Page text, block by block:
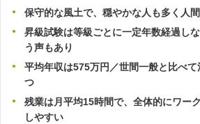
保守的な風土で、穏やかな人も多く人
昇級試験は等級ごとに一定年数経過し
う声もあり
平均年収は575万円／世間一般と比べ
つ
残業は月平均15時間で、全体的にワー
しやすい